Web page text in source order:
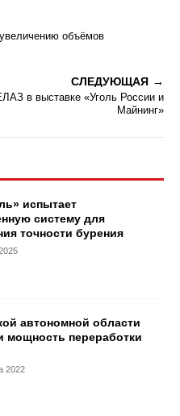
объёмов
СЛЕДУЮЩАЯ
в выставке «Уголь России и
Майнинг»
испытает
систему для
точности бурения
автономной области
мощность переработки
2022